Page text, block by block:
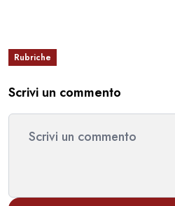
Rubriche
Scrivi un commento